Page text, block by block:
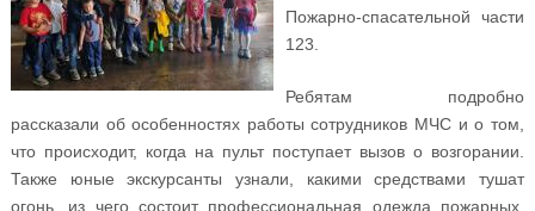
Пожарно-спасательной части
123.
Ребятам подробно
рассказали об особенностях работы сотрудников МЧС и о том,
что происходит, когда на пульт поступает вызов о возгорании.
Также юные экскурсанты узнали, какими средствами тушат
огонь, из чего состоит профессиональная одежда пожарных,